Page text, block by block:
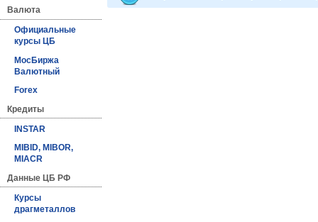
Валюта
Официальные
курсы ЦБ
МосБиржа
Валютный
Forex
Кредиты
INSTAR
MIBID, MIBOR,
MIACR
Данные ЦБ РФ
Курсы
драгметаллов